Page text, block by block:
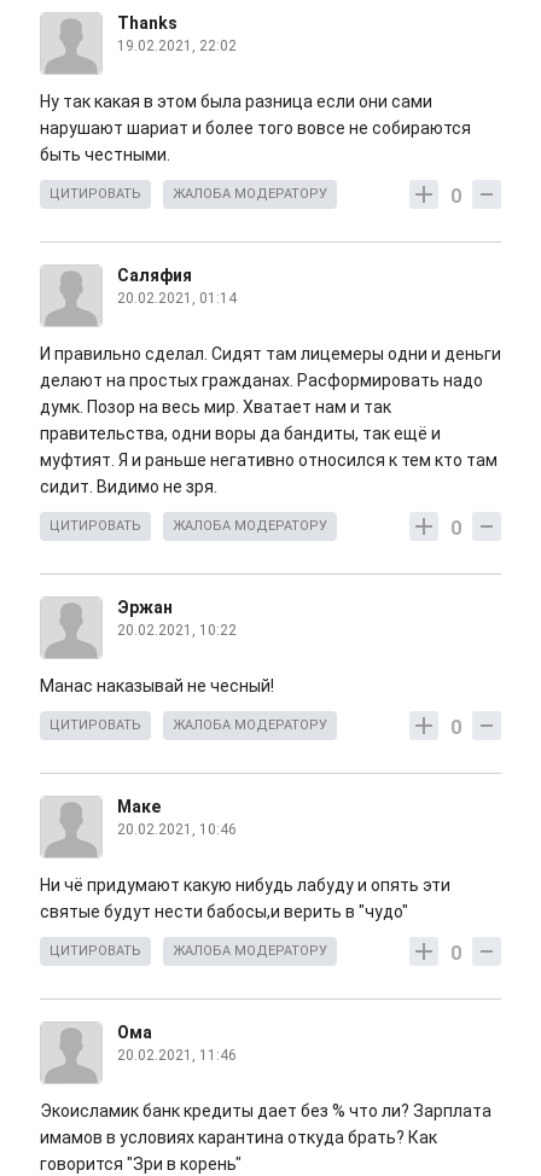
Thanks
19.02.2021, 22:02
Ну так какая в этом была разница если они сами
нарушают шариат и более того вовсе не собираются
быть честными.
0
ЦИТИРОВАТЬ ЖАЛОБА МОДЕРАТОРУ
Саляфия
20.02.2021, 01:14
И правильно сделал. Сидят там лицемеры одни и деньги
делают на простых гражданах. Расформировать надо
думк. Позор на весь мир. Хватает нам и так
правительства, одни воры да бандиты, так ещё и
муфтият. Я и раньше негативно относился к тем кто там
сидит. Видимо не зря.
0
ЦИТИРОВАТЬ ЖАЛОБА МОДЕРАТОРУ
Эржан
20.02.2021, 10:22
Манас наказывай не чесный!
0
ЦИТИРОВАТЬ ЖАЛОБА МОДЕРАТОРУ
Маке
20.02.2021, 10:46
Ни чё придумают какую нибудь лабуду и опять эти
святые будут нести бабосы,и верить в "чудо"
0
ЦИТИРОВАТЬ ЖАЛОБА МОДЕРАТОРУ
Ома
20.02.2021, 11:46
Экоисламик банк кредиты дает без % что ли? Зарплата
имамов в условиях карантина откуда брать? Как
говорится "Зри в корень"